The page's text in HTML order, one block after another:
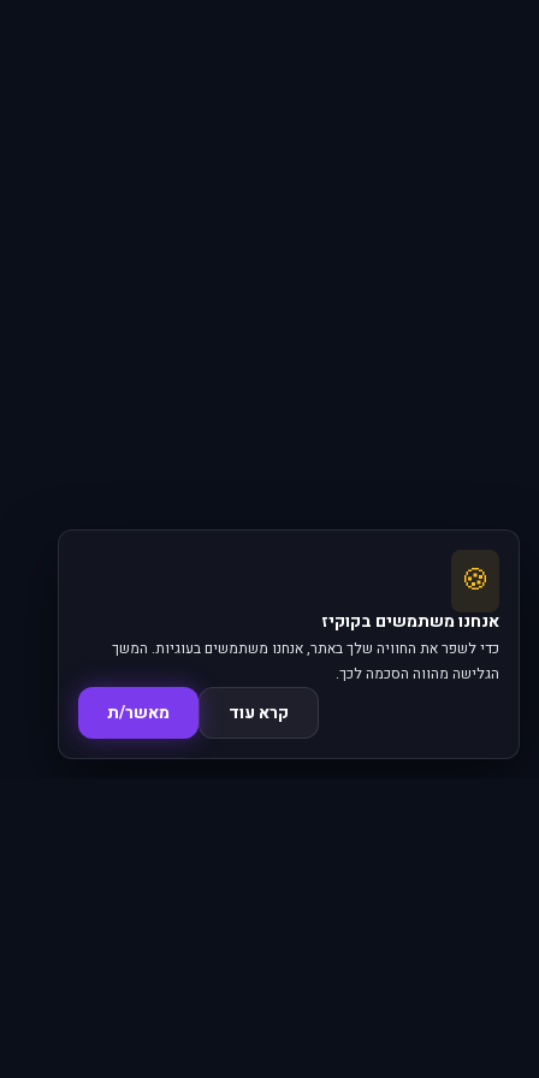
🍪
אנחנו משתמשים בקוקיז
כדי לשפר את החוויה שלך באתר, אנחנו משתמשים בעוגיות. המשך
הגלישה מהווה הסכמה לכך.
קרא עוד מאשר/ת